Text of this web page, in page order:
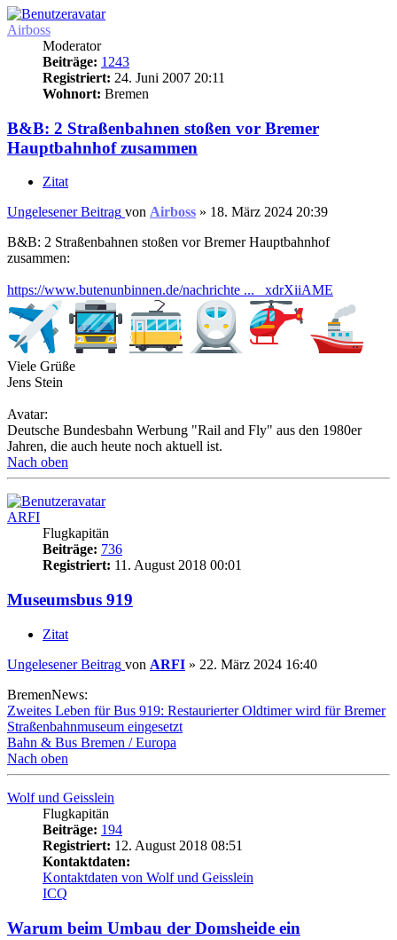
Airboss
Moderator
Beiträge: 1243
Registriert: 24. Juni 2007 20:11
Wohnort: Bremen
B&B: 2 Straßenbahnen stoßen vor Bremer
Hauptbahnhof zusammen
Zitat
Ungelesener Beitrag von Airboss » 18. März 2024 20:39
B&B: 2 Straßenbahnen stoßen vor Bremer Hauptbahnhof
zusammen:
https://www.butenunbinnen.de/nachrichte ... _xdrXiiAME
Viele Grüße
Jens Stein
Avatar:
Deutsche Bundesbahn Werbung "Rail and Fly" aus den 1980er
Jahren, die auch heute noch aktuell ist.
Nach oben
ARFI
Flugkapitän
Beiträge: 736
Registriert: 11. August 2018 00:01
Museumsbus 919
Zitat
Ungelesener Beitrag von ARFI » 22. März 2024 16:40
BremenNews:
Zweites Leben für Bus 919: Restaurierter Oldtimer wird für Bremer
Straßenbahnmuseum eingesetzt
Bahn & Bus Bremen / Europa
Nach oben
Wolf und Geisslein
Flugkapitän
Beiträge: 194
Registriert: 12. August 2018 08:51
Kontaktdaten:
Kontaktdaten von Wolf und Geisslein
ICQ
Warum beim Umbau der Domsheide ein